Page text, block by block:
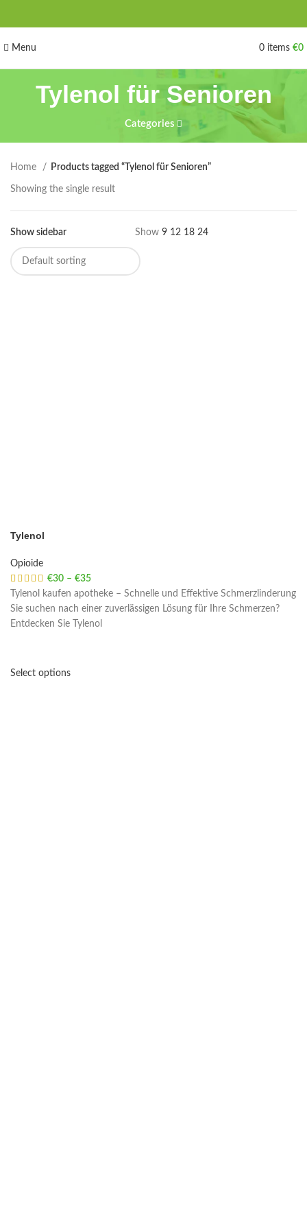
Menu 0 items €0
Tylenol für Senioren
Categories
Home Products tagged “Tylenol für Senioren”
Showing the single result
Show sidebar Show 9 12 18 24
Tylenol
Opioide
€30 – €35
Tylenol kaufen apotheke – Schnelle und Effektive Schmerzlinderung
Sie suchen nach einer zuverlässigen Lösung für Ihre Schmerzen?
Entdecken Sie Tylenol
Select options